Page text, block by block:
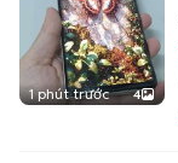
1 phút trước 4